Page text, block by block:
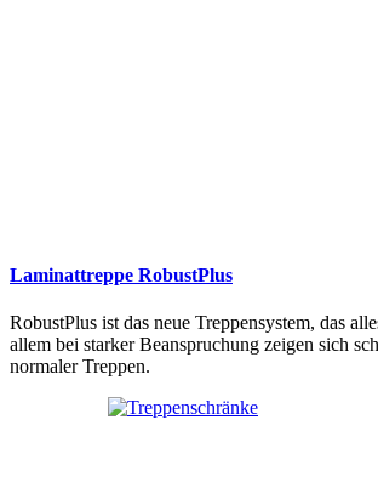
Laminattreppe RobustPlus
RobustPlus ist das neue Treppensystem, das
allem bei starker Beanspruchung zeigen sich
normaler Treppen.